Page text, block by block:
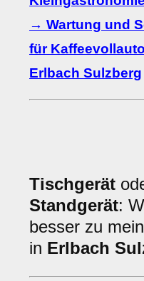
→ Wartung und
für
Erlbach Sulzberg
Tischgerät
Standgerät:
besser zu
in Erlbach